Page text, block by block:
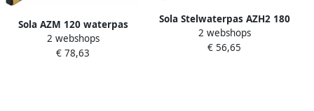
Sola AZM 120 waterpas
magnetisch | 120 cm
01821401
2 webshops
€ 78,63
Sola Stelwaterpas AZH2 180
180cm 2 libellen 0 50mm m
stelvoetjes 01051901
2 webshops
€ 56,65